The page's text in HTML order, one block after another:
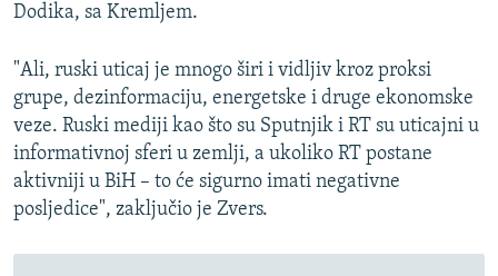
Dodika, sa Kremljem.
"Ali, ruski uticaj je mnogo širi i vidljiv kroz proksi
grupe, dezinformaciju, energetske i druge ekonomske
veze. Ruski mediji kao što su Sputnjik i RT su uticajni u
informativnoj sferi u zemlji, a ukoliko RT postane
aktivniji u BiH – to će sigurno imati negativne
posljedice", zaključio je Zvers.